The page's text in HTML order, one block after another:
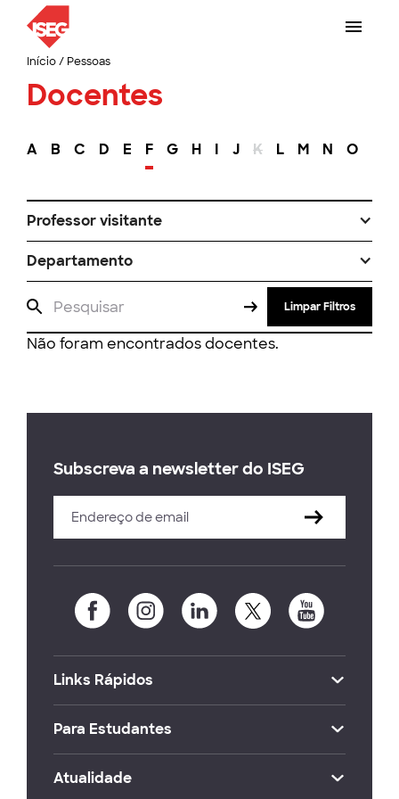
Início/ Pessoas
Docentes
A B C D E F G H I J K L M N O
Professor visitante
Departamento
Limpar Filtros
Não foram encontrados docentes.
Subscreva a newsletter do ISEG
Links Rápidos
Para Estudantes
Atualidade